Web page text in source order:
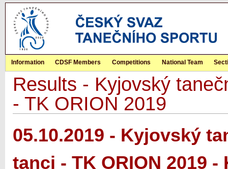
Information CDSF Members Competitions National Team
Results - Kyjovský
- TK ORION 2019
05.10.2019 - Kyjovský
tanci - TK ORION 2019 -